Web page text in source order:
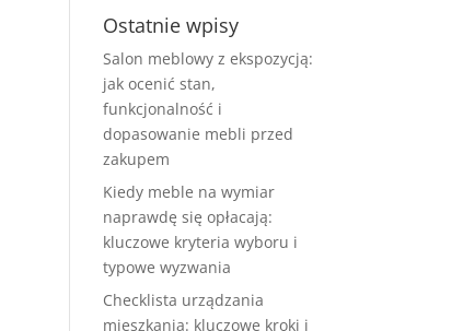
Ostatnie wpisy
Salon meblowy z ekspozycją:
jak ocenić stan,
funkcjonalność i
dopasowanie mebli przed
zakupem
Kiedy meble na wymiar
naprawdę się opłacają:
kluczowe kryteria wyboru i
typowe wyzwania
Checklista urządzania
mieszkania: kluczowe kroki i